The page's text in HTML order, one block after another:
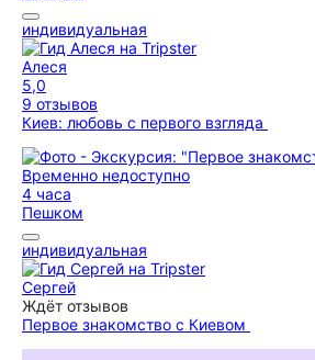
индивидуальная
Алеся
5,0
9 отзывов
Киев: любовь с первого взгляда
Временно недоступно
4 часа
Пешком
индивидуальная
Сергей
Ждёт отзывов
Первое знакомство с Киевом